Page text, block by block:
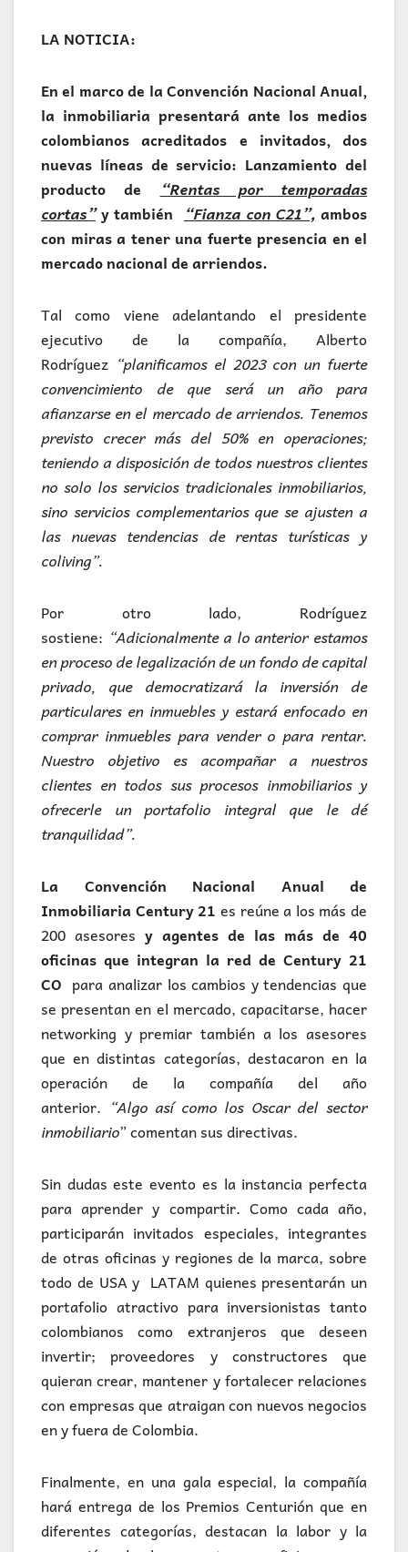
LA NOTICIA:
En el marco de la Convención Nacional Anual,
la inmobiliaria presentará ante los medios
colombianos acreditados e invitados, dos
nuevas líneas de servicio: Lanzamiento del
producto de
“Rentas por temporadas
cortas”y también “Fianza con C21”, ambos
con miras a tener una fuerte presencia en el
mercado nacional de arriendos.
Tal como viene adelantando el presidente
ejecutivo de la compañía, Alberto
Rodríguez “planificamos el 2023 con un fuerte
convencimiento de que será un año para
afianzarse en el mercado de arriendos. Tenemos
previsto crecer más del 50% en operaciones;
teniendo a disposición de todos nuestros clientes
no solo los servicios tradicionales inmobiliarios,
sino servicios complementarios que se ajusten a
las nuevas tendencias de rentas turísticas y
coliving”.
Por otro lado, Rodríguez
sostiene: “Adicionalmente a lo anterior estamos
en proceso de legalización de un fondo de capital
privado, que democratizará la inversión de
particulares en inmuebles y estará enfocado en
comprar inmuebles para vender o para rentar.
Nuestro objetivo es acompañar a nuestros
clientes en todos sus procesos inmobiliarios y
ofrecerle un portafolio integral que le dé
tranquilidad”.
La Convención Nacional Anual de
Inmobiliaria Century 21 es reúne a los más de
200 asesores y agentes de las más de 40
oficinas que integran la red de Century 21
CO para analizar los cambios y tendencias que
se presentan en el mercado, capacitarse, hacer
networking y premiar también a los asesores
que en distintas categorías, destacaron en la
operación de la compañía del año
anterior. “Algo así como los Oscar del sector
inmobiliario” comentan sus directivas.
Sin dudas este evento es la instancia perfecta
para aprender y compartir. Como cada año,
participarán invitados especiales, integrantes
de otras oficinas y regiones de la marca, sobre
todo de USA y LATAM quienes presentarán un
portafolio atractivo para inversionistas tanto
colombianos como extranjeros que deseen
invertir; proveedores y constructores que
quieran crear, mantener y fortalecer relaciones
con empresas que atraigan con nuevos negocios
en y fuera de Colombia.
Finalmente, en una gala especial, la compañía
hará entrega de los Premios Centurión que en
diferentes categorías, destacan la labor y la